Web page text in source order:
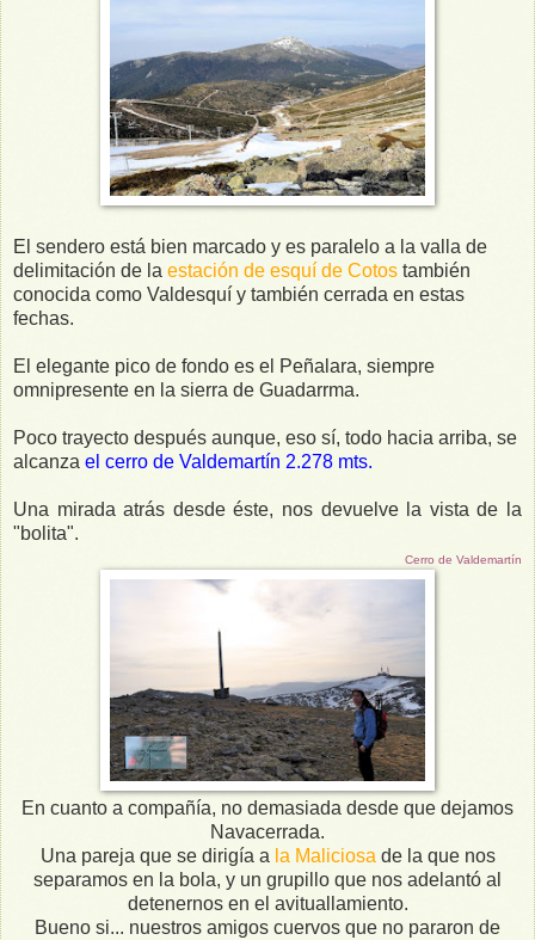
El sendero está bien marcado y es paralelo a la valla de
delimitación de la estación de esquí de Cotos también
conocida como Valdesquí y también cerrada en estas
fechas.
El elegante pico de fondo es el Peñalara, siempre
omnipresente en la sierra de Guadarrma.
Poco trayecto después aunque, eso sí, todo hacia arriba, se
alcanza el cerro de Valdemartín 2.278 mts.
Una mirada atrás desde éste, nos devuelve la vista de la
"bolita".
Cerro de Valdemartín
En cuanto a compañía, no demasiada desde que dejamos
Navacerrada.
Una pareja que se dirigía ala Maliciosade la que nos
separamos en la bola, y un grupillo que nos adelantó al
detenernos en el avituallamiento.
Bueno si... nuestros amigos cuervos que no pararon de